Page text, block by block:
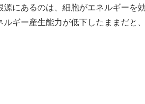
にあるのは、細胞がエネルギーを
ギー産生能力が低下したままだと